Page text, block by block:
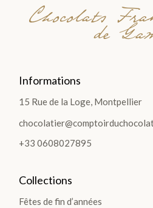
Chocolats
de
Informations
15 Rue de la Loge, Montpellier
+33 0608027895
Collections
Fêtes de fin d’années